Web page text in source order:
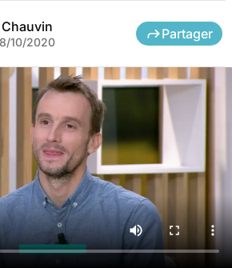
10/2020
Partager